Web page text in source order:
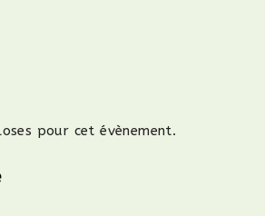
pour cet évènement.
Partager